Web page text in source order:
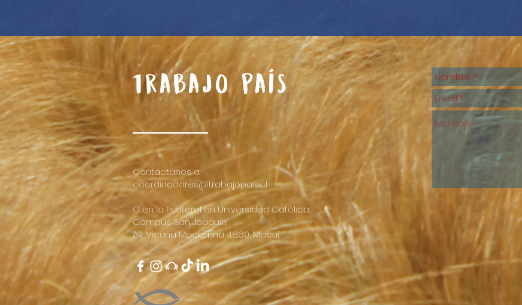
Trabajo país
Contáctanos a:
coordinadores@trabajopais.cl
O en la Pastoral en Universidad Católica.
Campus San Joaquín.
Av. Vicuña Mackenna 4860, Macul.